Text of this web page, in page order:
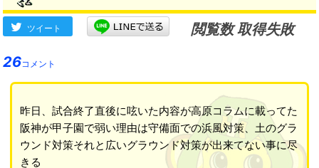
ツイート
閲覧数 取得失敗
26コメント
昨日、試合終了直後に呟いた内容が高原コラムに載ってた
阪神が甲子園で弱い理由は守備面での浜風対策、土のグラ
ウンド対策それと広いグラウンド対策が出来てない事に尽
きる